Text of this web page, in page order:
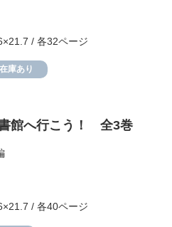
/ 各32ページ
在庫あり
館へ行こう！ 全3巻
/ 各40ページ